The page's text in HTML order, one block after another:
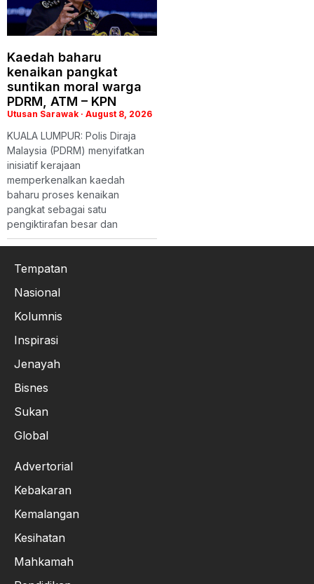
Kaedah baharu
kenaikan pangkat
suntikan moral warga
PDRM, ATM – KPN
Utusan Sarawak August 8, 2026
KUALA LUMPUR: Polis Diraja
Malaysia (PDRM) menyifatkan
inisiatif kerajaan
memperkenalkan kaedah
baharu proses kenaikan
pangkat sebagai satu
pengiktirafan besar dan
Tempatan
Nasional
Kolumnis
Inspirasi
Jenayah
Bisnes
Sukan
Global
Advertorial
Kebakaran
Kemalangan
Kesihatan
Mahkamah